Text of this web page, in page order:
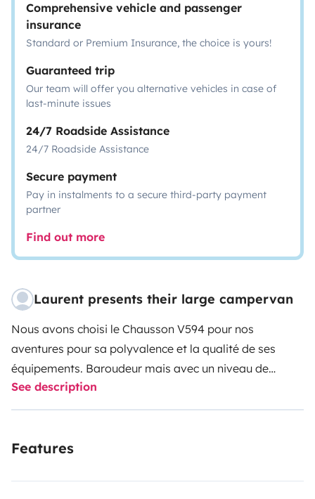
Comprehensive vehicle and passenger
insurance
Standard or Premium Insurance, the choice is yours!
Guaranteed trip
Our team will offer you alternative vehicles in case of
last-minute issues
24/7 Roadside Assistance
24/7 Roadside Assistance
Secure payment
Pay in instalments to a secure third-party payment
partner
Find out more
Laurent presents their large campervan
Nous avons choisi le Chausson V594 pour nos
aventures pour sa polyvalence et la qualité de ses
équipements. Baroudeur mais avec un niveau de
confort exceptionnel ! Le chauffage, la douche chaude
pour les frileux après la grosse randonnée ou le matin
fonctionnelle qui nous permet de profiter de la vue en
See description
Features